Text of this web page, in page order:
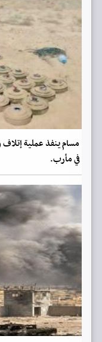
مسام ينفذ عملية
في مأرب.